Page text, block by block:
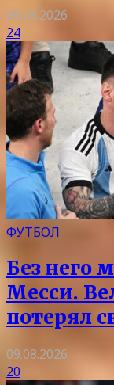
09.08.2026
24
ФУТБОЛ
Без него
Месси.
потерял
09.08.2026
20